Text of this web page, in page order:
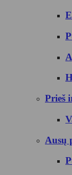
Prieš
Ausų